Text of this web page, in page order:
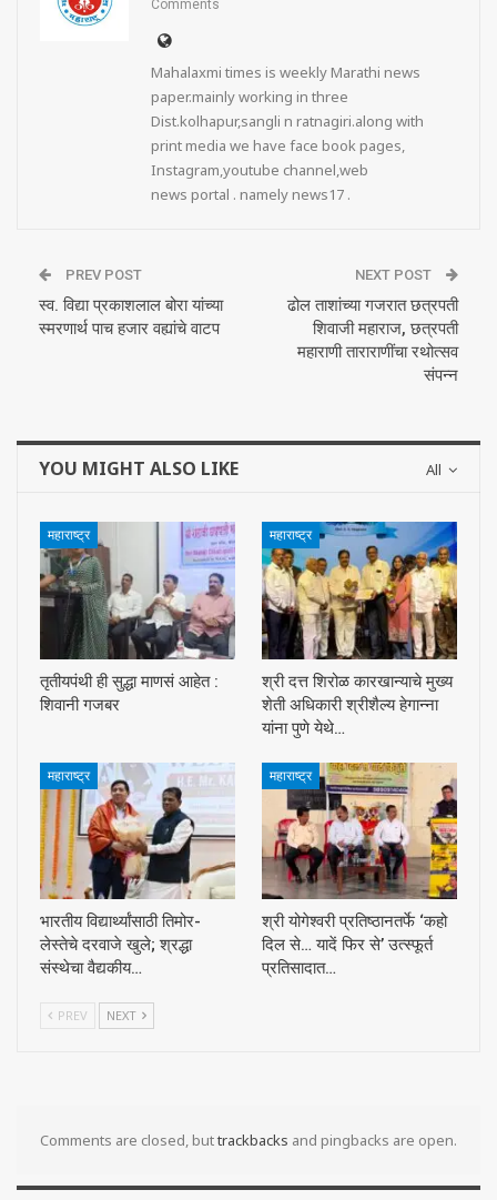
Comments
Mahalaxmi times is weekly Marathi news
paper.mainly working in three
Dist.kolhapur,sangli n ratnagiri.along with
print media we have face book pages,
Instagram,youtube channel,web
news portal . namely news17 .
PREV POST
स्व. विद्या प्रकाशलाल बोरा यांच्या
स्मरणार्थ पाच हजार वह्यांचे वाटप
NEXT POST
ढोल ताशांच्या गजरात छत्रपती
शिवाजी महाराज, छत्रपती
महाराणी ताराराणींचा रथोत्सव
संपन्न
All
YOU MIGHT ALSO LIKE
महाराष्ट्र
तृतीयपंथी ही सुद्धा माणसं आहेत :
शिवानी गजबर
महाराष्ट्र
श्री दत्त शिरोळ कारखान्याचे मुख्य
शेती अधिकारी श्रीशैल्य हेगान्ना
यांना पुणे येथे…
महाराष्ट्र
भारतीय विद्यार्थ्यांसाठी तिमोर-
लेस्तेचे दरवाजे खुले; श्रद्धा
संस्थेचा वैद्यकीय…
महाराष्ट्र
श्री योगेश्वरी प्रतिष्ठानतर्फे ‘कहो
दिल से… यादें फिर से’ उत्स्फूर्त
प्रतिसादात…
PREV NEXT
Comments are closed, buttrackbacks and pingbacks are open.